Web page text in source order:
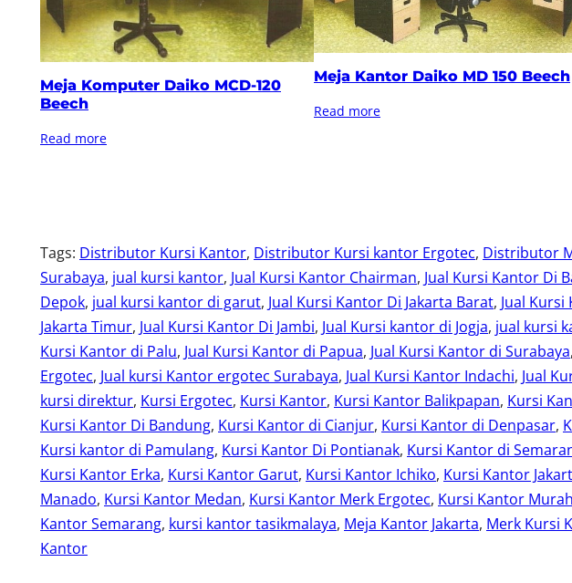
Meja Komputer Daiko MCD-120
Beech
Read more
Meja Kantor Daiko MD 150 Beech
Read more
Tags: Distributor Kursi Kantor, Distributor Kursi kantor Ergotec, Distributor
Surabaya, jual kursi kantor, Jual Kursi Kantor Chairman, Jual Kursi Kantor Di
Depok, jual kursi kantor di garut, Jual Kursi Kantor Di Jakarta Barat, Jual Kursi
Jakarta Timur, Jual Kursi Kantor Di Jambi, Jual Kursi kantor di Jogja, jual kursi
Kursi Kantor di Palu, Jual Kursi Kantor di Papua, Jual Kursi Kantor di Surabaya,
Ergotec, Jual kursi Kantor ergotec Surabaya, Jual Kursi Kantor Indachi, Jual
kursi direktur, Kursi Ergotec, Kursi Kantor, Kursi Kantor Balikpapan, Kursi
Kursi Kantor Di Bandung, Kursi Kantor di Cianjur, Kursi Kantor di Denpasar,
Kursi kantor di Pamulang, Kursi Kantor Di Pontianak, Kursi Kantor di
Kursi Kantor Erka, Kursi Kantor Garut, Kursi Kantor Ichiko, Kursi Kantor
Manado, Kursi Kantor Medan, Kursi Kantor Merk Ergotec, Kursi Kantor Murah
Kantor Semarang, kursi kantor tasikmalaya, Meja Kantor Jakarta, Merk Kursi
Kantor